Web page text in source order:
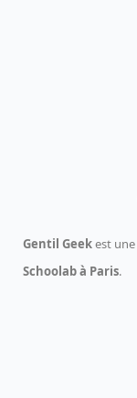
Gentil Geekest une
Schoolab à Paris.